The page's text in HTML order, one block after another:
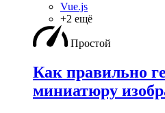
Vue.js
+2 ещё
Простой
Как правильно
миниатюру